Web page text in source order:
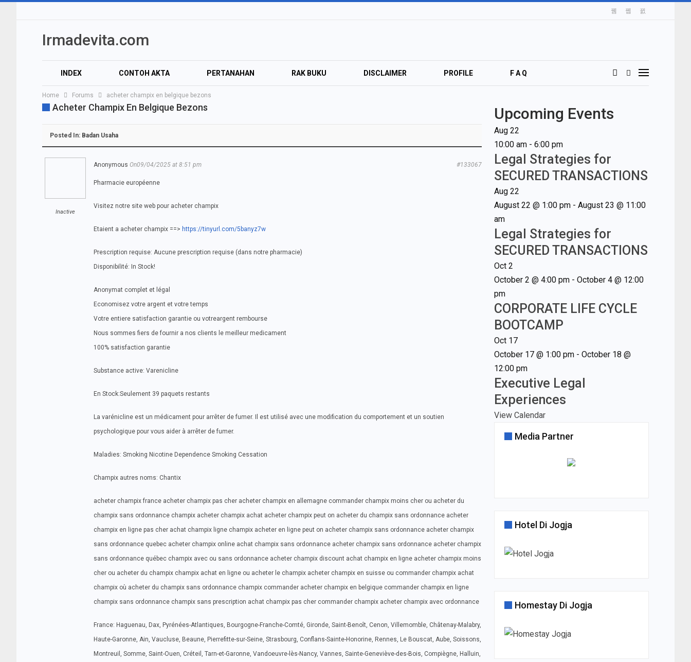
Irmadevita.com
INDEX CONTOH AKTA PERTANAHAN RAK BUKU DISCLAIMER PROFILE F A Q
AUDIO VIDEO
Home Forums acheter champix en belgique bezons
Acheter Champix En Belgique Bezons
Posted In: Badan Usaha
Inactive
Anonymous On09/04/2025 at 8:51 pm #133067
Pharmacie européenne
Visitez notre site web pour acheter champix
Etaient a acheter champix ==> https://tinyurl.com/5banyz7w
Prescription requise: Aucune prescription requise (dans notre pharmacie)
Disponibilité: In Stock!
Anonymat complet et légal
Economisez votre argent et votre temps
Votre entiere satisfaction garantie ou votreargent rembourse
Nous sommes fiers de fournir a nos clients le meilleur medicament
100% satisfaction garantie
Substance active: Varenicline
En Stock:Seulement 39 paquets restants
La varénicline est un médicament pour arrêter de fumer. Il est utilisé avec une modification du comportement et un soutien
psychologique pour vous aider à arrêter de fumer.
Maladies: Smoking Nicotine Dependence Smoking Cessation
Champix autres noms: Chantix
acheter champix france acheter champix pas cher acheter champix en allemagne commander champix moins cher ou acheter du
champix sans ordonnance champix acheter champix achat acheter champix peut on acheter du champix sans ordonnance acheter
champix en ligne pas cher achat champix ligne champix acheter en ligne peut on acheter champix sans ordonnance acheter champix
sans ordonnance quebec acheter champix online achat champix sans ordonnance acheter champix sans ordonnance acheter champix
sans ordonnance québec champix avec ou sans ordonnance acheter champix discount achat champix en ligne acheter champix moins
cher ou acheter du champix champix achat en ligne ou acheter le champix acheter champix en suisse ou commander champix achat
champix où acheter du champix sans ordonnance champix commander acheter champix en belgique commander champix en ligne
champix sans ordonnance champix sans prescription achat champix pas cher commander champix acheter champix avec ordonnance
France: Haguenau, Dax, Pyrénées-Atlantiques, Bourgogne-Franche-Comté, Gironde, Saint-Benoît, Cenon, Villemomble, Châtenay-Malabry,
Haute-Garonne, Ain, Vaucluse, Beaune, Pierrefitte-sur-Seine, Strasbourg, Conflans-Sainte-Honorine, Rennes, Le Bouscat, Aube, Soissons,
Montreuil, Somme, Saint-Ouen, Créteil, Tarn-et-Garonne, Vandoeuvre-lès-Nancy, Vannes, Sainte-Geneviève-des-Bois, Compiègne, Halluin,
Upcoming Events
Aug 22
10:00 am- 6:00 pm
Legal Strategies for
SECURED TRANSACTIONS
Aug 22
August 22 @ 1:00 pm- August 23 @ 11:00
am
Legal Strategies for
SECURED TRANSACTIONS
Oct 2
October 2 @ 4:00 pm- October 4 @ 12:00
pm
CORPORATE LIFE CYCLE
BOOTCAMP
Oct 17
October 17 @ 1:00 pm- October 18 @
12:00 pm
Executive Legal
Experiences
View Calendar
Media Partner
Hotel Di Jogja
Homestay Di Jogja